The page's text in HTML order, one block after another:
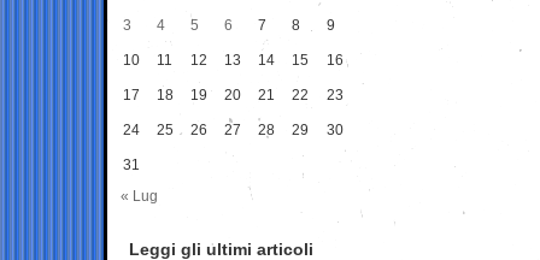
3 4 5 6 7 8 9
10 11 12 13 14 15 16
17 18 19 20 21 22 23
24 25 26 27 28 29 30
31
« Lug
Leggi gli ultimi articoli